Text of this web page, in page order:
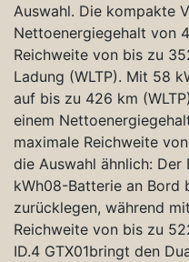
Auswahl. Die kompakte
Nettoenergiegehalt von
Reichweite von bis zu
Ladung (WLTP). Mit 58
auf bis zu 426 km
einem
maximale Reichweite
die Auswahl ähnlich:
kWh08-Batterie an Bord
zurücklegen, während
Reichweite von bis zu
ID.4 GTX01bringt den